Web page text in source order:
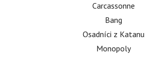
Carcassonne
Bang
Osadníci z Katanu
Monopoly